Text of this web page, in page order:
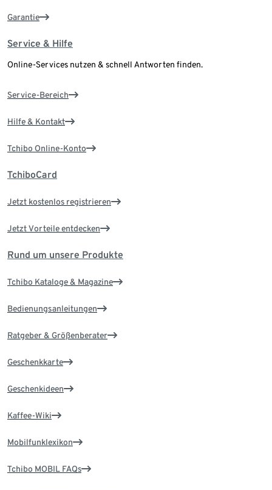
Garantie
Service & Hilfe
Online-Services nutzen & schnell Antworten finden.
Service-Bereich
Hilfe & Kontakt
Tchibo Online-Konto
TchiboCard
Jetzt kostenlos registrieren
Jetzt Vorteile entdecken
Rund um unsere Produkte
Tchibo Kataloge & Magazine
Bedienungsanleitungen
Ratgeber & Größenberater
Geschenkkarte
Geschenkideen
Kaffee-Wiki
Mobilfunklexikon
Tchibo MOBIL FAQs